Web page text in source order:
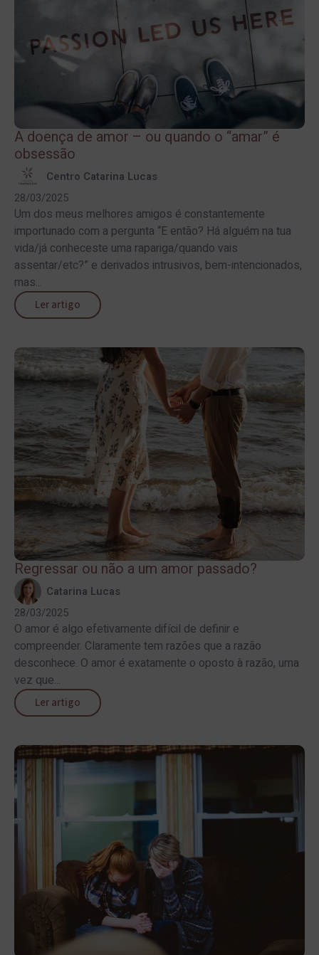
A doença de amor – ou quando o “amar” é
obsessão
Centro Catarina Lucas
28/03/2025
Um dos meus melhores amigos é constantemente
importunado com a pergunta “E então? Há alguém na tua
vida/já conheceste uma rapariga/quando vais
assentar/etc?” e derivados intrusivos, bem-intencionados,
mas...
Ler artigo
Regressar ou não a um amor passado?
Catarina Lucas
28/03/2025
O amor é algo efetivamente difícil de definir e
compreender. Claramente tem razões que a razão
desconhece. O amor é exatamente o oposto à razão, uma
vez que...
Ler artigo